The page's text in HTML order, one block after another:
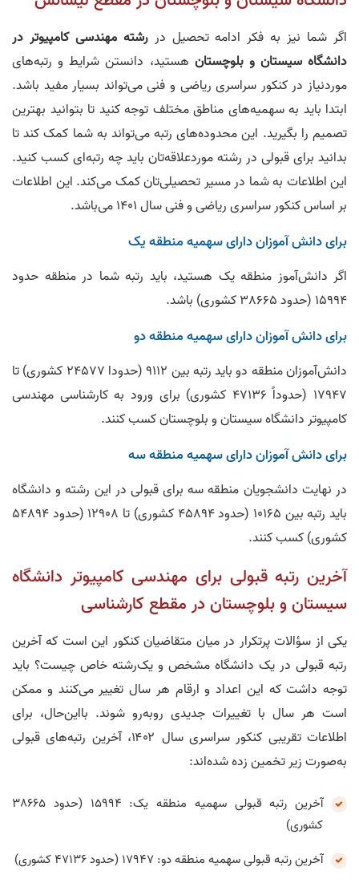
اگر شما نیز به فکر ادامه تحصیل در رشته مهندسی کامپیوتر در
دانشگاه سیستان و بلوچستان هستید، دانستن شرایط و رتبه‌های
موردنیاز در کنکور سراسری ریاضی و فنی می‌تواند بسیار مفید باشد.
ابتدا باید به سهمیه‌های مناطق مختلف توجه کنید تا بتوانید بهترین
تصمیم را بگیرید. این محدوده‌های رتبه می‌تواند به شما کمک کند تا
بدانید برای قبولی در رشته موردعلاقه‌تان باید چه رتبه‌ای کسب کنید.
این اطلاعات به شما در مسیر تحصیلی‌تان کمک می‌کند. این اطلاعات
بر اساس کنکور سراسری ریاضی و فنی سال 1401 می‌باشد.
برای دانش‌ آموزان دارای سهمیه منطقه یک
اگر دانش‌آموز منطقه یک هستید، باید رتبه شما در منطقه حدود
15994 (حدود 38665 کشوری) باشد.
برای دانش‌ آموزان دارای سهمیه منطقه دو
دانش‌‌آموزان منطقه دو باید رتبه بین 9112 (حدودا 24577 کشوری) تا
17947 (حدوداً 47136 کشوری) برای ورود به کارشناسی مهندسی
کامپیوتر دانشگاه سیستان و بلوچستان کسب کنند.
برای دانش‌ آموزان دارای سهمیه منطقه سه
در نهایت دانشجویان منطقه سه برای قبولی در این رشته و دانشگاه
باید رتبه بین 10165 (حدود 45894 کشوری) تا 12908 (حدود 54894
کشوری) کسب کنند.
آخرین رتبه قبولی برای مهندسی کامپیوتر دانشگاه
سیستان و بلوچستان در مقطع کارشناسی
یکی از سؤالات پرتکرار در میان متقاضیان کنکور این است که آخرین
رتبه قبولی در یک دانشگاه مشخص و یک‌رشته خاص چیست؟ باید
توجه داشت که این اعداد و ارقام هر سال تغییر می‌کنند و ممکن
است هر سال با تغییرات جدیدی روبه‌رو شوند. بااین‌حال، برای
اطلاعات تقریبی کنکور سراسری سال ۱۴۰۲، آخرین رتبه‌های قبولی
به‌صورت زیر تخمین زده شده‌اند:
آخرین رتبه قبولی سهمیه منطقه یک: 15994 (حدود 38665
کشوری)
آخرین رتبه قبولی سهمیه منطقه دو: 17947 (حدود 47136 کشوری)